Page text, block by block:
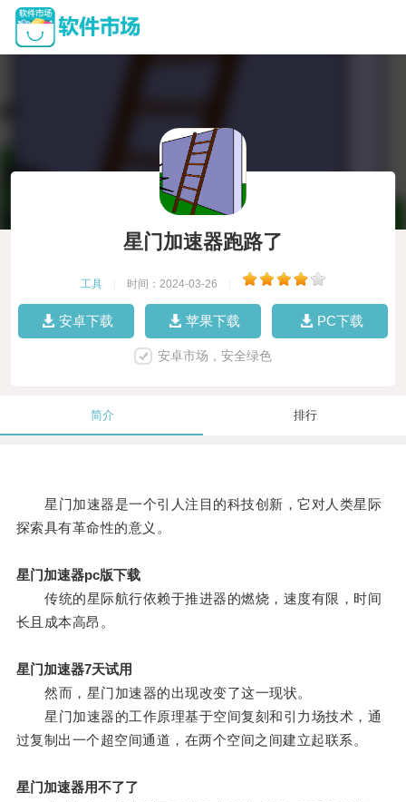
星门加速器跑路了
工具 时间：2024-03-26
安卓下载 苹果下载 PC下载
安卓市场，安全绿色
简介 排行
星门加速器是一个引人注目的科技创新，它对人类星际
探索具有革命性的意义。
星门加速器pc版下载
传统的星际航行依赖于推进器的燃烧，速度有限，时间
长且成本高昂。
星门加速器7天试用
然而，星门加速器的出现改变了这一现状。
星门加速器的工作原理基于空间复刻和引力场技术，通
过复制出一个超空间通道，在两个空间之间建立起联系。
星门加速器用不了了